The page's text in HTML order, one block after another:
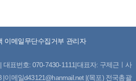
이메일무단수집거부 관리자
대표번호: 070-7430-1111|대표자: 구제근ㅣ사
|이메일d43121@hanmail.net |(목포) 전국총괄